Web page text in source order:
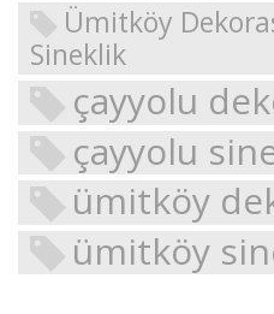
Ümitköy
Sineklik
çayyolu
çayyolu
ümitköy
ümitköy